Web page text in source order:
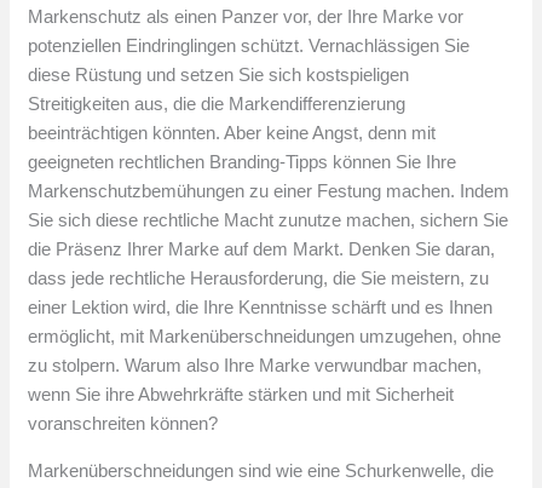
Markenschutz als einen Panzer vor, der Ihre Marke vor
potenziellen Eindringlingen schützt. Vernachlässigen Sie
diese Rüstung und setzen Sie sich kostspieligen
Streitigkeiten aus, die die Markendifferenzierung
beeinträchtigen könnten. Aber keine Angst, denn mit
geeigneten rechtlichen Branding-Tipps können Sie Ihre
Markenschutzbemühungen zu einer Festung machen. Indem
Sie sich diese rechtliche Macht zunutze machen, sichern Sie
die Präsenz Ihrer Marke auf dem Markt. Denken Sie daran,
dass jede rechtliche Herausforderung, die Sie meistern, zu
einer Lektion wird, die Ihre Kenntnisse schärft und es Ihnen
ermöglicht, mit Markenüberschneidungen umzugehen, ohne
zu stolpern. Warum also Ihre Marke verwundbar machen,
wenn Sie ihre Abwehrkräfte stärken und mit Sicherheit
voranschreiten können?
Markenüberschneidungen sind wie eine Schurkenwelle, die